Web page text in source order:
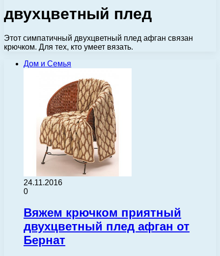
двухцветный плед
Этот симпатичный двухцветный плед афган связан
крючком. Для тех, кто умеет вязать.
Дом и Семья
24.11.2016
0
Вяжем крючком приятный
двухцветный плед афган от
Бернат